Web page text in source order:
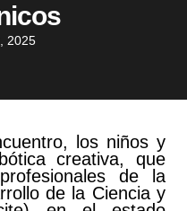
2025
los niños y
creativa, que
de la
de la Ciencia y